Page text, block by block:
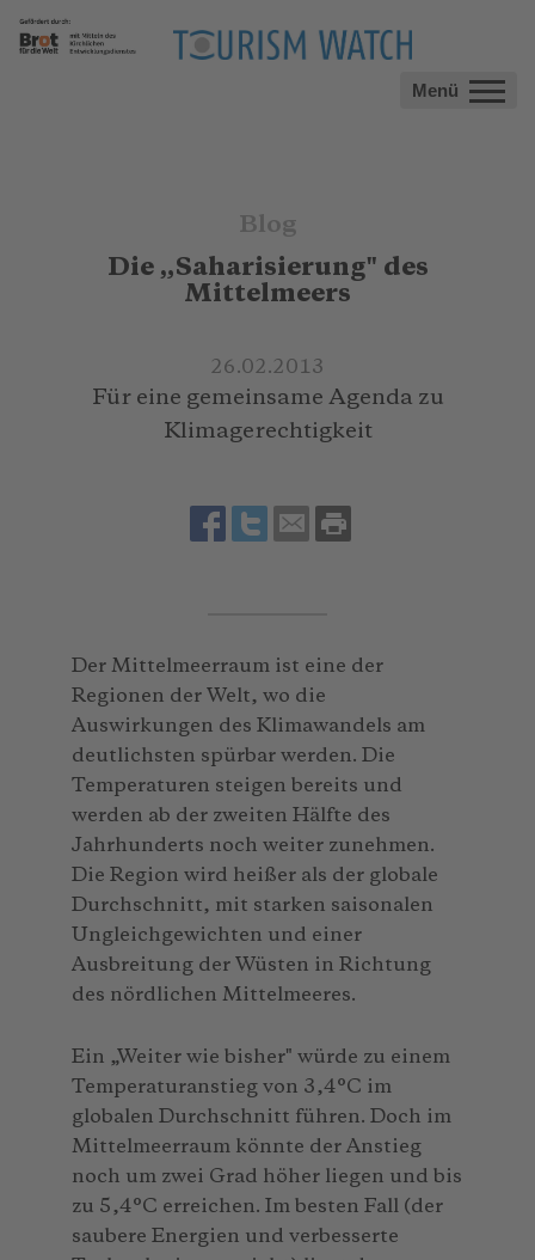
Menü
Blog
Die „Saharisierung" des
Mittelmeers
26.02.2013
Für eine gemeinsame Agenda zu
Klimagerechtigkeit
Der Mittelmeerraum ist eine der
Regionen der Welt, wo die
Auswirkungen des Klimawandels am
deutlichsten spürbar werden. Die
Temperaturen steigen bereits und
werden ab der zweiten Hälfte des
Jahrhunderts noch weiter zunehmen.
Die Region wird heißer als der globale
Durchschnitt, mit starken saisonalen
Ungleichgewichten und einer
Ausbreitung der Wüsten in Richtung
des nördlichen Mittelmeeres.
Ein „Weiter wie bisher" würde zu einem
Temperaturanstieg von 3,4°C im
globalen Durchschnitt führen. Doch im
Mittelmeerraum könnte der Anstieg
noch um zwei Grad höher liegen und bis
zu 5,4°C erreichen. Im besten Fall (der
saubere Energien und verbesserte